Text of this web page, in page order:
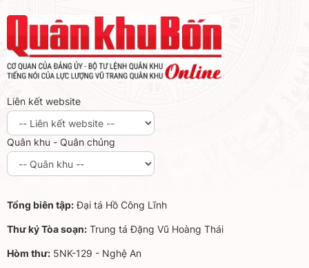
Liên kết website
Quân khu - Quân chủng
Tổng biên tập:Đại tá Hồ Công Lĩnh
Thư ký Tòa soạn: Trung tá Đặng Vũ Hoàng Thái
Hòm thư: 5NK-129 - Nghệ An